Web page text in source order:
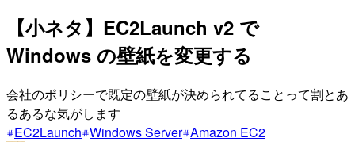
【小ネタ】EC2Launch v2 で
Windows の壁紙を変更する
会社のポリシーで既定の壁紙が決められてることって割とあ
るあるな気がします
EC2Launch Windows Server Amazon EC2